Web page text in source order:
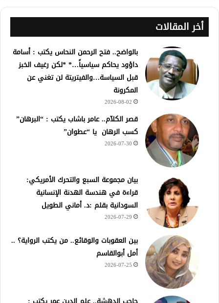
أخر المقالات
بالواضح.. فتح الرحمن النحاس يكتب : أسامة
داؤود يحاكم سياسياً…* *لكن رغيف الخبز
قبل السياسة…والفيتريتة لن تغني عن
المكرونة
2026-08-02
قصر الكلآم.. عامر باشاب يكتب : “البرهان”
كسب الرهان يا “عطوان”
2026-07-30
بيان مجموعة السبع والتحرك الأمريكي:
قراءة في هندسة الهدنة الإنسانية
السودانية بقلم :د. أماني الطويل
2026-07-29
بين العقوبات والوقائع.. من يكتب الرواية؟ ..
أمل أبوالقاسم
2026-07-25